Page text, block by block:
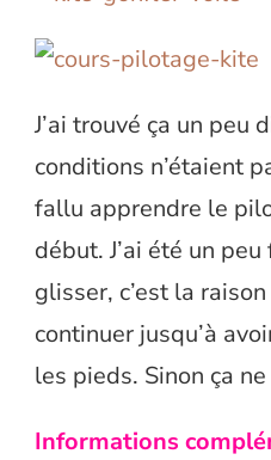
J’ai trouvé ça un peu
conditions n’étaient
fallu apprendre le
début. J’ai été un
glisser, c’est la
continuer jusqu’à
les pieds. Sinon ça
Informations